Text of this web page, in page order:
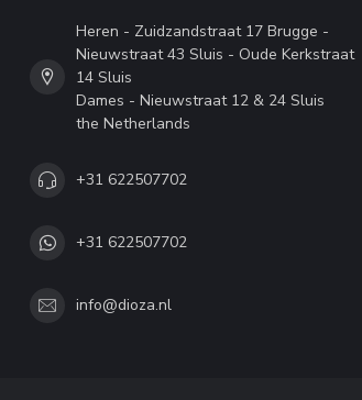
Heren - Zuidzandstraat 17 Brugge -
Nieuwstraat 43 Sluis - Oude Kerkstraat
14 Sluis
Dames - Nieuwstraat 12 & 24 Sluis
the Netherlands
+31 622507702
+31 622507702
info@dioza.nl